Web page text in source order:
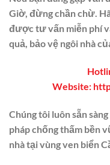
Giờ, đừng chần chừ.
được tư vấn miễn phí
quả, bảo vệ ngôi nhà
Website:
Chúng tôi luôn sẵn
pháp chống thấm bền
nhà tại vùng ven biển